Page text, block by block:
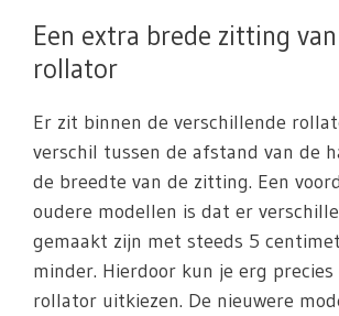
Een extra brede zitting
rollator
Er zit binnen de verschillende
verschil tussen de afstand van de
de breedte van de zitting. Een
oudere modellen is dat er
gemaakt zijn met steeds 5
minder. Hierdoor kun je erg
rollator uitkiezen. De nieuwere